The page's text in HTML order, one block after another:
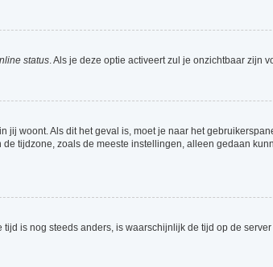
status. Als je deze optie activeert zul je onzichtbaar zijn
woont. Als dit het geval is, moet je naar het
tijdzone, zoals de meeste instellingen, alleen gedaan
is nog steeds anders, is waarschijnlijk de tijd op de